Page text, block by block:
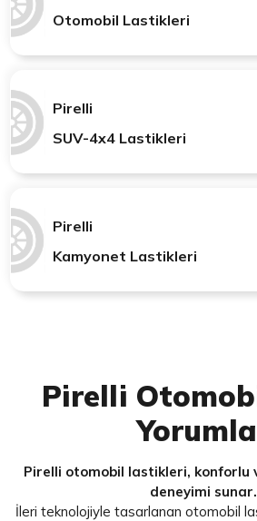
Otomobil Lastikleri
Pirelli
SUV-4x4 Lastikleri
Pirelli
Kamyonet Lastikleri
Pirelli
Pirelli otomobil lastikleri, konforlu
deneyimi sunar.
İleri teknolojiyle tasarlanan otomobil